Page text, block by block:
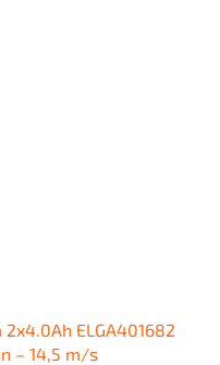
ELGA401682
– 14,5 m/s